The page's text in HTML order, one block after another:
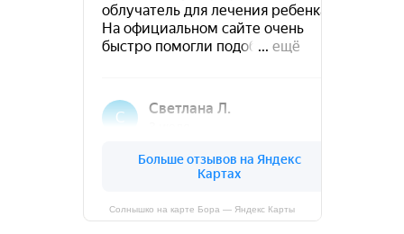
Солнышко на карте Бора — Яндекс Карты